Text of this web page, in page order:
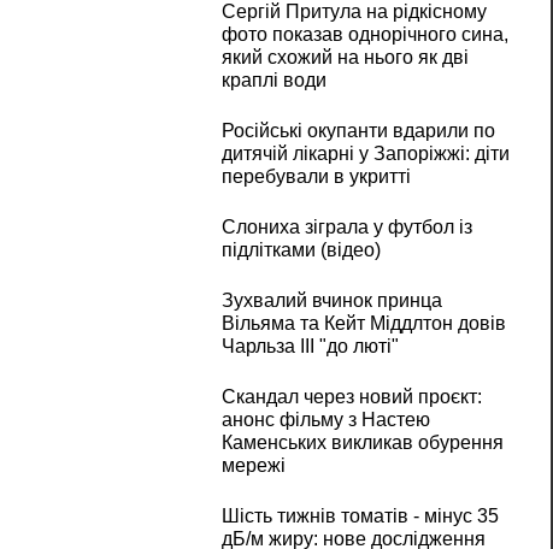
Сергій Притула на рідкісному
фото показав однорічного сина,
який схожий на нього як дві
краплі води
Російські окупанти вдарили по
дитячій лікарні у Запоріжжі: діти
перебували в укритті
Слониха зіграла у футбол із
підлітками (відео)
Зухвалий вчинок принца
Вільяма та Кейт Міддлтон довів
Чарльза III "до люті"
Скандал через новий проєкт:
анонс фільму з Настею
Каменських викликав обурення
мережі
Шість тижнів томатів - мінус 35
дБ/м жиру: нове дослідження